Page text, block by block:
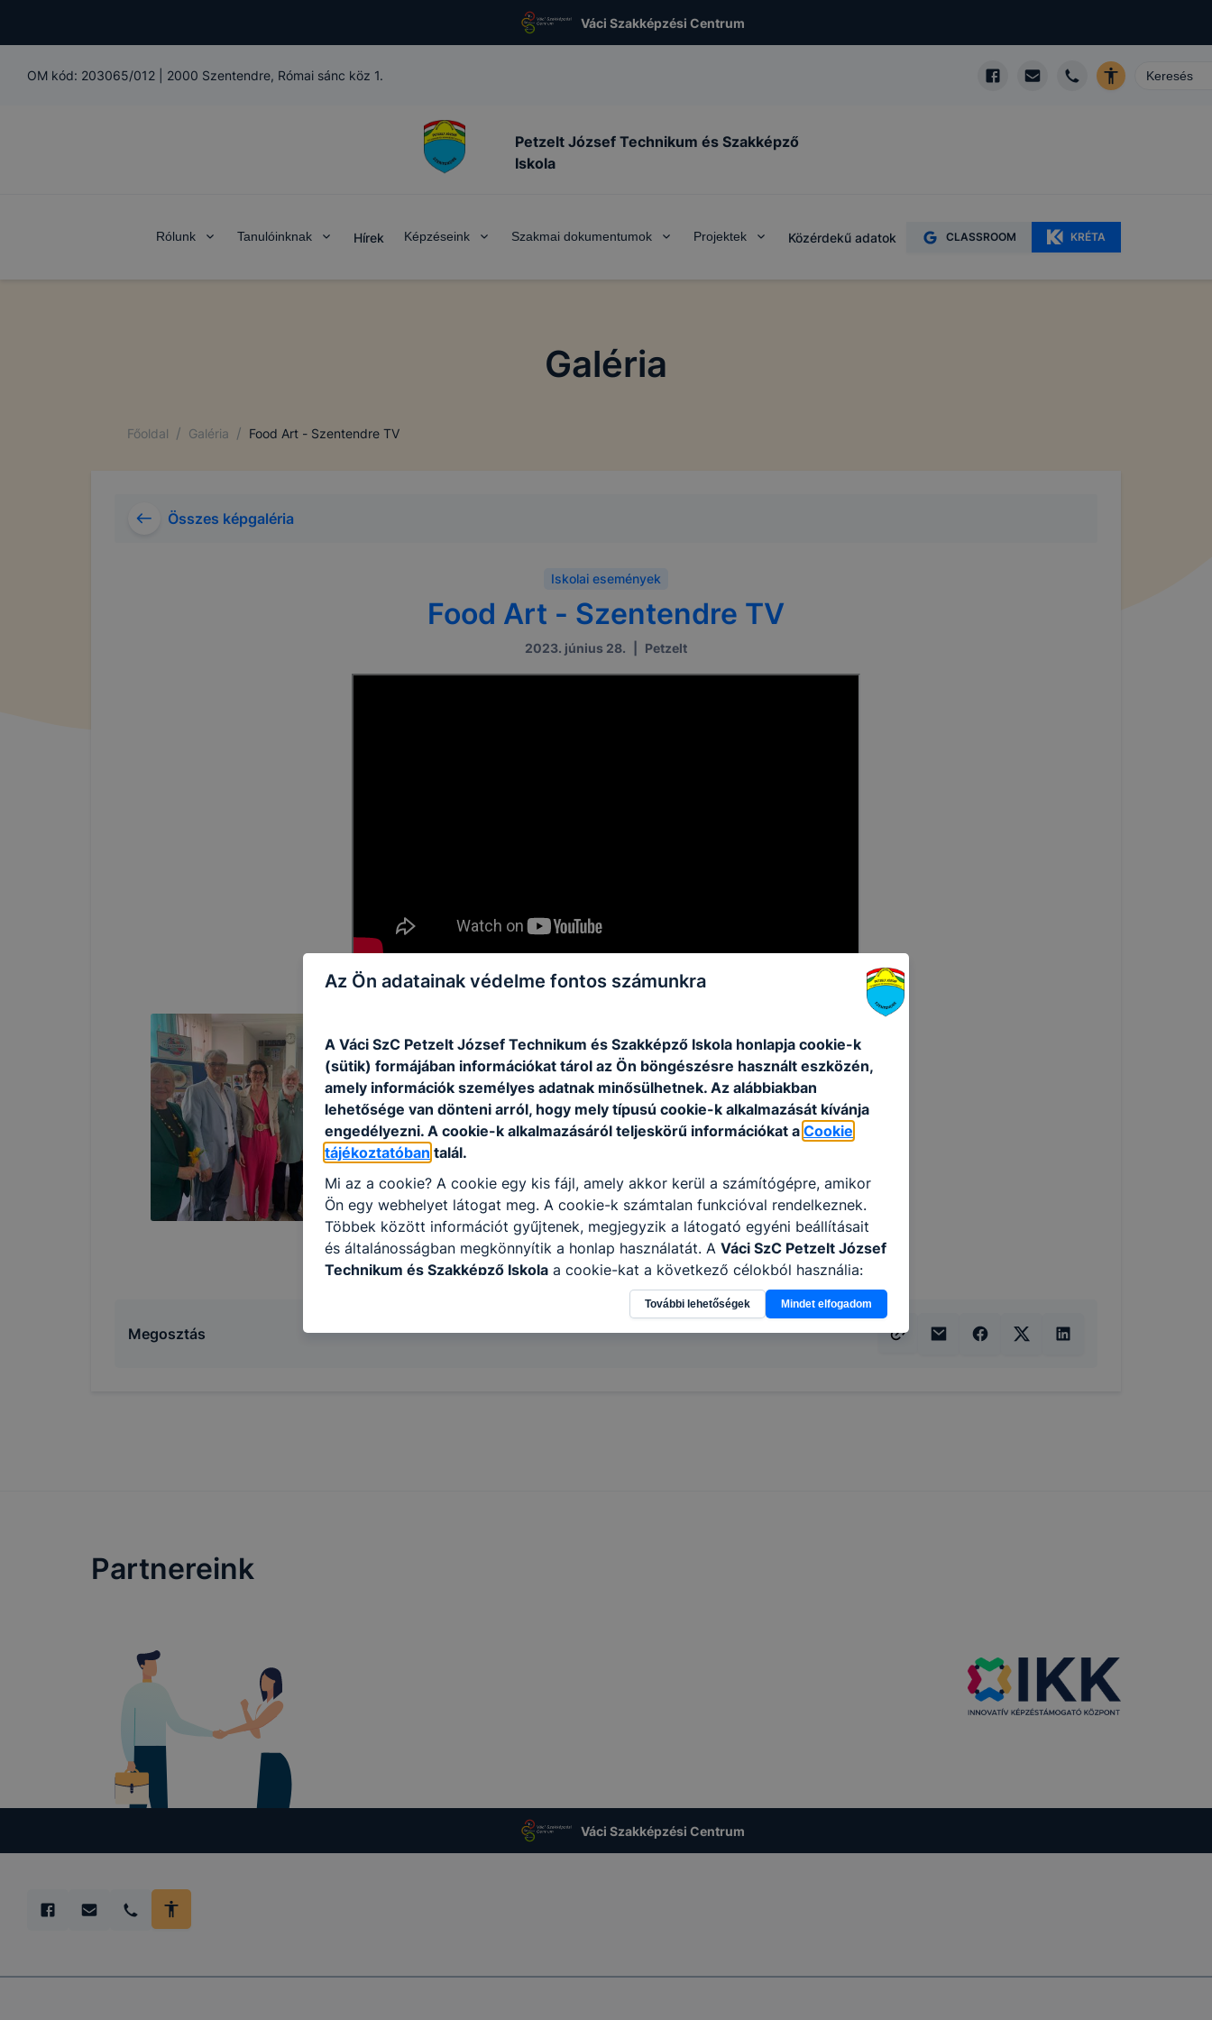
Váci Szakképzési Centrum
OM kód: 203065/012 2000 Szentendre, Római sánc köz 1.
Petzelt József Technikum és Szakképző
Iskola
Rólunk Tanulóinknak Hírek Képzéseink Szakmai dokumentumok Projektek Közérdekű adatok CLASSROOM KRÉTA
Galéria
Főoldal / Galéria / Food Art - Szentendre TV
Összes képgaléria
Iskolai események
Food Art - Szentendre TV
2023. június 28. Petzelt
Megosztás
Partnereink
Váci Szakképzési Centrum
Az Ön adatainak védelme fontos számunkra
A Váci SzC Petzelt József Technikum és Szakképző Iskola honlapja cookie-k
(sütik) formájában információkat tárol az Ön böngészésre használt eszközén,
amely információk személyes adatnak minősülhetnek. Az alábbiakban
lehetősége van dönteni arról, hogy mely típusú cookie-k alkalmazását kívánja
engedélyezni. A cookie-k alkalmazásáról teljeskörű információkat a Cookie
tájékoztatóban talál.
Mi az a cookie? A cookie egy kis fájl, amely akkor kerül a számítógépre, amikor
Ön egy webhelyet látogat meg. A cookie-k számtalan funkcióval rendelkeznek.
Többek között információt gyűjtenek, megjegyzik a látogató egyéni beállításait
és általánosságban megkönnyítik a honlap használatát. A Váci SzC Petzelt József
Technikum és Szakképző Iskola a cookie-kat a következő célokból használja:
információ gyűjtése azzal kapcsolatban, hogyan használja Ön a honlapot -annak
felmérésével, hogy a honlap melyik részeit látogatja, vagy használja leginkább,
így megtudhatjuk, hogyan biztosítsunk Önnek még jobb felhasználói élményt, ha
További lehetőségek Mindet elfogadom